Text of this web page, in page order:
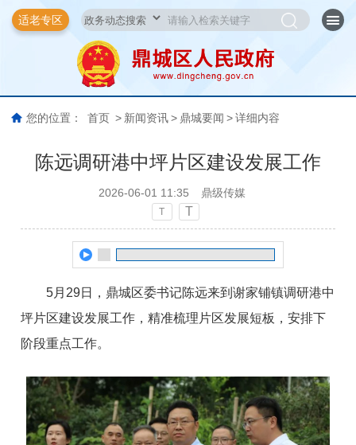
适老专区
您的位置： 首页 > 新闻资讯 > 鼎城要闻 > 详细内容
陈远调研港中坪片区建设发展工作
2026-06-01 11:35 鼎级传媒
T T
5月29日，鼎城区委书记陈远来到谢家铺镇调研港中
坪片区建设发展工作，精准梳理片区发展短板，安排下
阶段重点工作。